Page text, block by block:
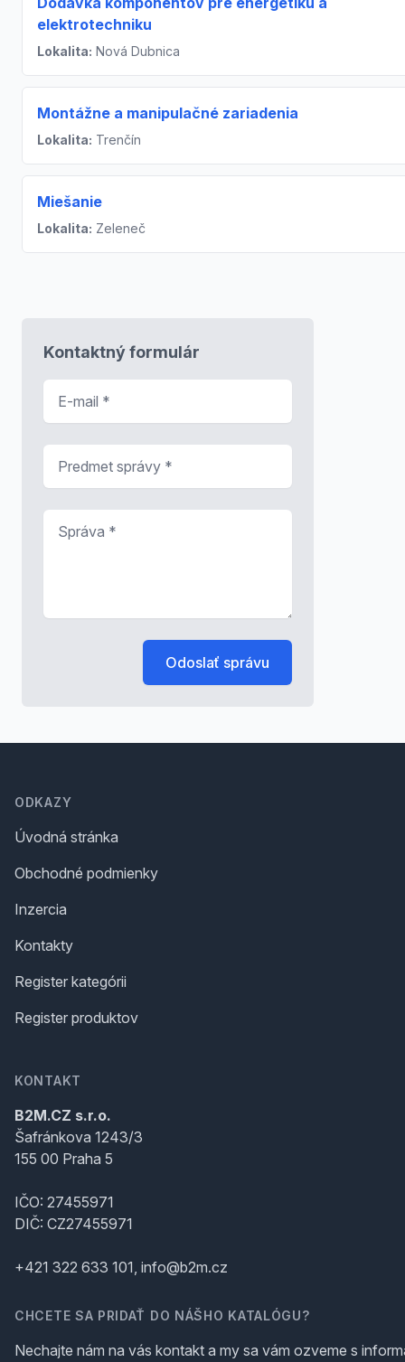
elektrotechniku
Lokalita: Nová Dubnica
Montážne a manipulačné zariadenia
Lokalita: Trenčín
Miešanie
Lokalita: Zeleneč
Kontaktný formulár
Odoslať správu
ODKAZY
Úvodná stránka
Obchodné podmienky
Inzercia
Kontakty
Register kategórii
Register produktov
KONTAKT
B2M.CZ s.r.o.
Šafránkova 1243/3
155 00 Praha 5
IČO: 27455971
DIČ: CZ27455971
+421 322 633 101, info@b2m.cz
CHCETE SA PRIDAŤ DO NÁŠHO KATALÓGU?
Nechajte nám na vás kontakt a my sa vám ozveme s